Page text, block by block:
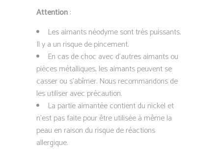
Attention:
Les aimants néodyme sont très puissants.
Il y a un risque de pincement.
En cas de choc avec d’autres aimants ou
pièces métalliques, les aimants peuvent se
casser ou s’abîmer. Nous recommandons de
les utiliser avec précaution.
La partie aimantée contient du nickel et
n’est pas faite pour être utilisée à même la
peau en raison du risque de réactions
allergique.